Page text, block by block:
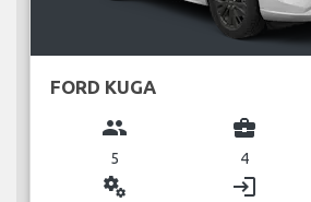
FORD KUGA
group
5
business_center
4
miscellaneous_services login